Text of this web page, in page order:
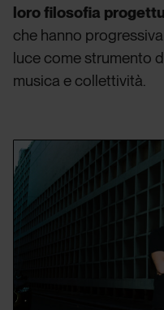
loro filosofia
che hanno
luce come strumento
musica e collettività.